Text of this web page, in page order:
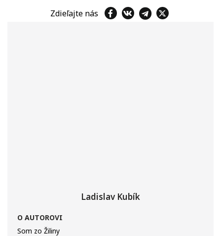
Zdieľajte nás
Ladislav Kubík
O AUTOROVI
Som zo Žiliny